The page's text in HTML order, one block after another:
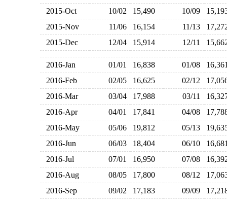
2015-Oct
10/02 15,490 10/09
2015-Nov
11/06 16,154 11/13
2015-Dec
12/04 15,914 12/11
2016-Jan 01/01 16,838 01/08
2016-Feb
02/05 16,625 02/12
2016-Mar
03/04 17,988 03/11
2016-Apr
04/01 17,841 04/08
2016-May
05/06 19,812 05/13
2016-Jun
06/03 18,404 06/10
2016-Jul
07/01 16,950 07/08
2016-Aug
08/05 17,800 08/12
2016-Sep
09/02 17,183 09/09